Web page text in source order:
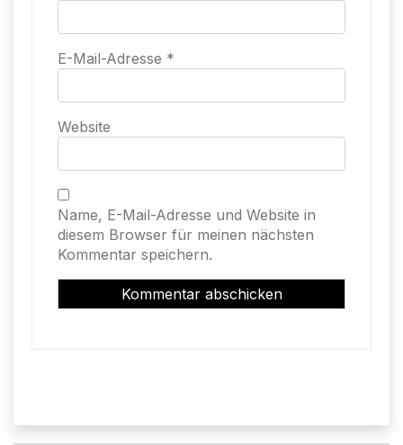
E-Mail-Adresse *
Website
Name, E-Mail-Adresse und Website in
diesem Browser für meinen nächsten
Kommentar speichern.